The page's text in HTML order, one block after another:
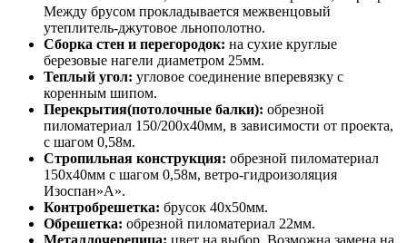
Между брусом прокладывается межвенцовый
утеплитель-джутовое льнополотно.
Сборка стен и перегородок: на сухие круглые
березовые нагели диаметром 25мм.
Теплый угол: угловое соединение вперевязку с
коренным шипом.
Перекрытия(потолочные балки): обрезной
пиломатериал 150/200х40мм, в зависимости от проекта,
с шагом 0,58м.
Стропильная конструкция: обрезной пиломатериал
150х40мм с шагом 0,58м, ветро-гидроизоляция
Изоспан»А».
Контробрешетка: брусок 40х50мм.
Обрешетка: обрезной пиломатериал 22мм.